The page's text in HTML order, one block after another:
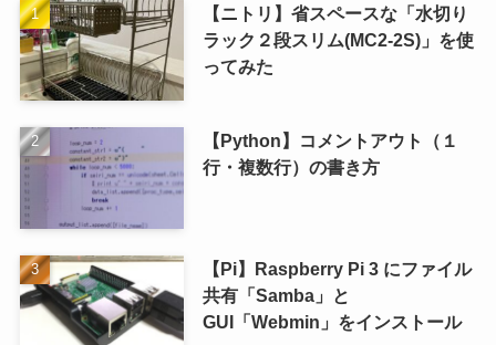
【ニトリ】省スペースな「水切り
ラック２段スリム(MC2-2S)」を使
ってみた
【Python】コメントアウト（１
行・複数行）の書き方
【Pi】Raspberry Pi 3 にファイル
共有「Samba」と
GUI「Webmin」をインストール